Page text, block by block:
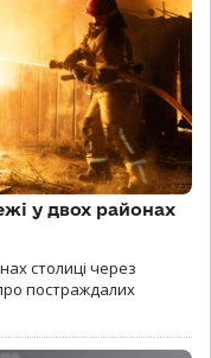
у двох районах
столиці через
постраждалих